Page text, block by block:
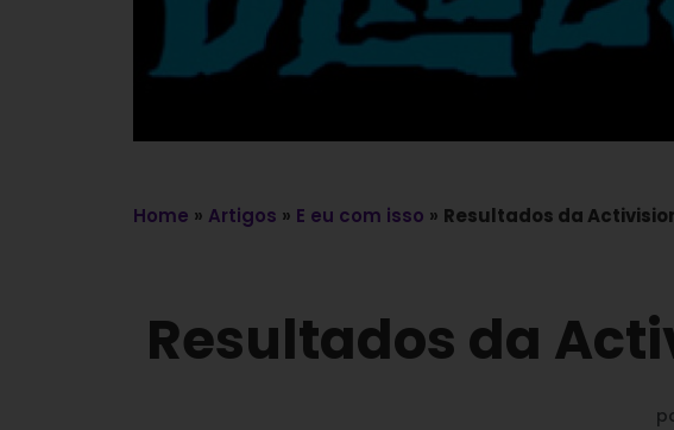
Home » Artigos » E eu com isso » Resultados da
Resultados da